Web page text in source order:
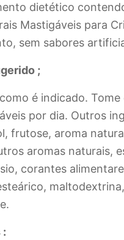
dietético
Mastigáveis para
sem sabores
;
é indicado. Tome
por dia. Outros
frutose, aroma
aromas naturais,
corantes
: